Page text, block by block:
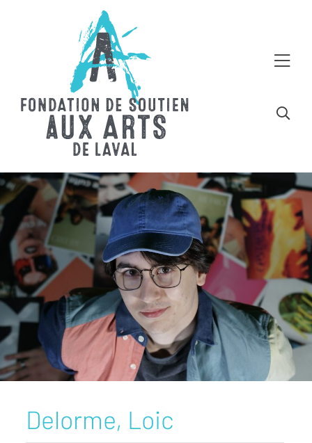
Delorme, Loic